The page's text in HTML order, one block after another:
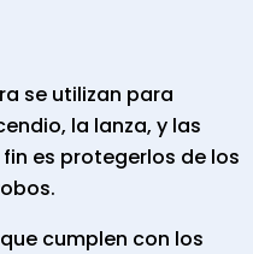
se utilizan para
la lanza, y las
es protegerlos de los
cumplen con los